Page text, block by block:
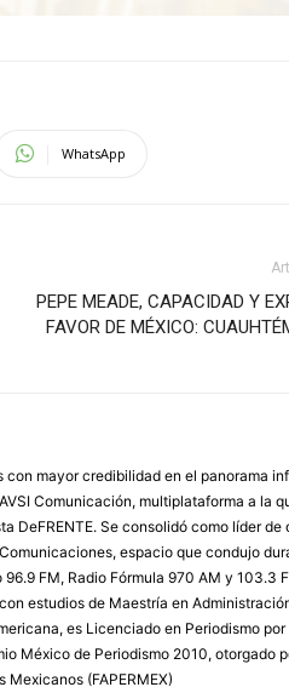
WhatsApp
PEPE MEADE, CAPACIDAD Y
FAVOR DE MÉXICO:
con mayor credibilidad en el panorama
Comunicación, multiplataforma a la
DeFRENTE. Se consolidó como líder de
espacio que condujo
FM, Radio Fórmula 970 AM y 103.3
estudios de Maestría en
es Licenciado en Periodismo por
México de Periodismo 2010, otorgado
(FAPERMEX)